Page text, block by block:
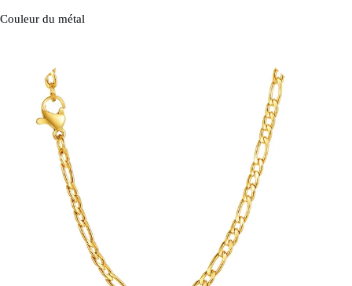
Couleur du métal